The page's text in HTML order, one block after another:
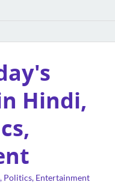
Hindi,
Politics, Entertainment